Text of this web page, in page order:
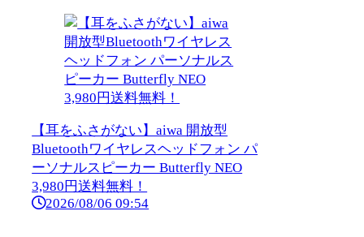
【耳をふさがない】aiwa 開放型
Bluetoothワイヤレスヘッドフォン パ
ーソナルスピーカー Butterfly NEO
3,980円送料無料！
2026/08/06 09:54